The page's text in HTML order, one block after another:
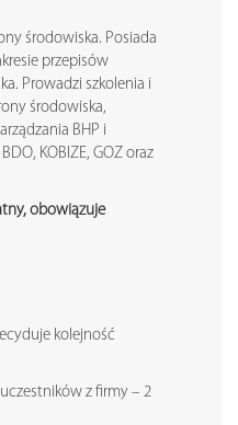
środowiska. Posiada
przepisów
Prowadzi szkolenia i
środowiska,
BHP i
KOBIZE, GOZ oraz
obowiązuje
kolejność
z firmy – 2